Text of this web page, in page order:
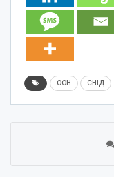
ООН СНІД